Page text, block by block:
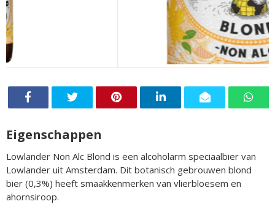
Eigenschappen
Lowlander Non Alc Blond is een alcoholarm speciaalbier van
Lowlander uit Amsterdam. Dit botanisch gebrouwen blond
bier (0,3%) heeft smaakkenmerken van vlierbloesem en
ahornsiroop.